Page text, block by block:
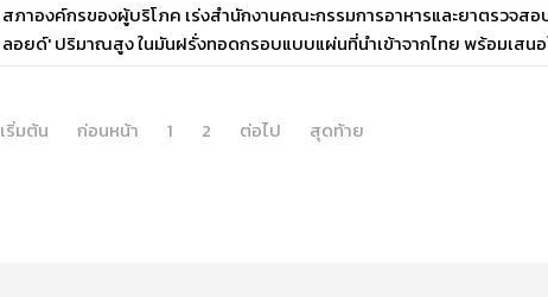
สภาองค์กรของผู้บริโภค เร่งสำนักงานคณะกรรมการอาหารและยาตรวจส
ลอยด์' ปริมาณสูง ในมันฝรั่งทอดกรอบแบบแผ่นที่นำเข้าจากไทย พร้อมเสนอ
เริ่มต้น
ก่อนหน้า 1 2 ต่อไป สุดท้าย